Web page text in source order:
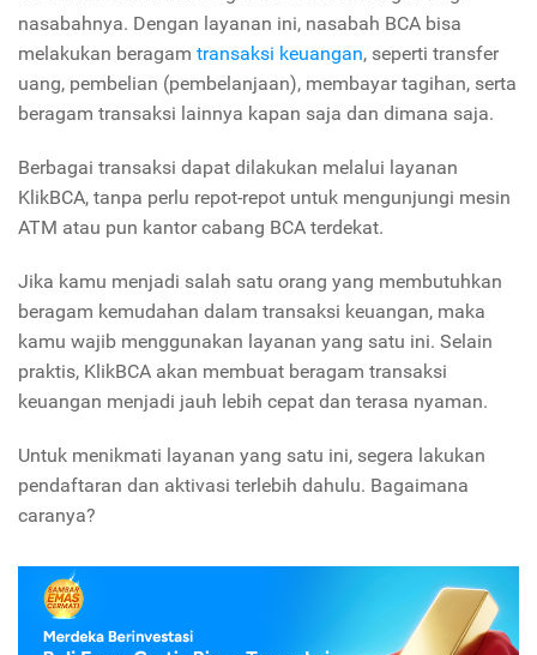
nasabahnya. Dengan layanan ini, nasabah BCA bisa
melakukan beragam transaksi keuangan, seperti transfer
uang, pembelian (pembelanjaan), membayar tagihan, serta
beragam transaksi lainnya kapan saja dan dimana saja.
Berbagai transaksi dapat dilakukan melalui layanan
KlikBCA, tanpa perlu repot-repot untuk mengunjungi mesin
ATM atau pun kantor cabang BCA terdekat.
Jika kamu menjadi salah satu orang yang membutuhkan
beragam kemudahan dalam transaksi keuangan, maka
kamu wajib menggunakan layanan yang satu ini. Selain
praktis, KlikBCA akan membuat beragam transaksi
keuangan menjadi jauh lebih cepat dan terasa nyaman.
Untuk menikmati layanan yang satu ini, segera lakukan
pendaftaran dan aktivasi terlebih dahulu. Bagaimana
caranya?